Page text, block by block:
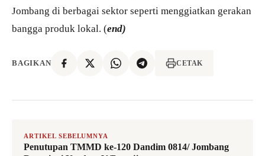
Jombang di berbagai sektor seperti menggiatkan gerakan
bangga produk lokal. (end)
BAGIKAN CETAK
ARTIKEL SEBELUMNYA
Penutupan TMMD ke-120 Dandim 0814/ Jombang